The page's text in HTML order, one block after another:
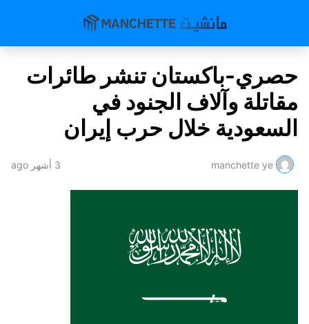
حصري-باكستان تنشر طائرات
مقاتلة وآلاف الجنود في
السعودية خلال حرب إيران
manchette ye 3 أشهر ago